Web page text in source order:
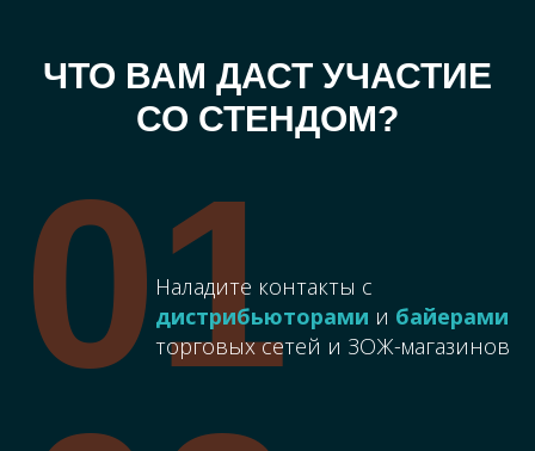
ЧТО ВАМ ДАСТ УЧАСТИЕ
СО СТЕНДОМ?
Наладите контакты с
дистрибьюторами и байерами
торговых сетей и ЗОЖ-магазинов
01